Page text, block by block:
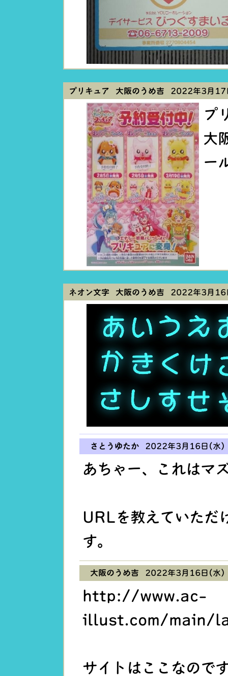
プリキュア 大阪のうめ吉 2022年3月17
プ
大
ー
ネオン文字 大阪のうめ吉 2022年3月16
さとうゆたか 2022年3月16日(水)
あちゃー、これはマ
URLを教えていただ
す。
大阪のうめ吉 2022年3月16日(水
http://www.ac-
illust.com/main/
サイトはここなので